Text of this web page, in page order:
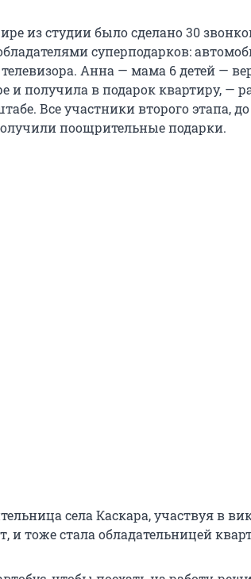
из студии было сделано 30
суперподарков:
Анна — мама 6 детей —
и получила в подарок квартиру, —
Все участники второго этапа,
поощрительные подарки.
села Каскара, участвуя в
и тоже стала обладательницей